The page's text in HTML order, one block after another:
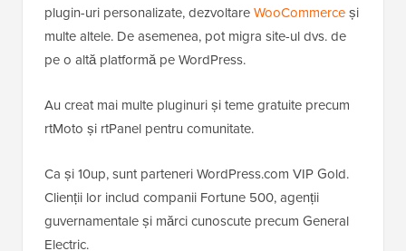
plugin-uri personalizate, dezvoltareWooCommerceși
multe altele. De asemenea, pot migra site-ul dvs. de
pe o altă platformă pe WordPress.
Au creat mai multe pluginuri și teme gratuite precum
rtMoto și rtPanel pentru comunitate.
Ca și 10up, sunt parteneri WordPress.com VIP Gold.
Clienții lor includ companii Fortune 500, agenții
guvernamentale și mărci cunoscute precum General
Electric.